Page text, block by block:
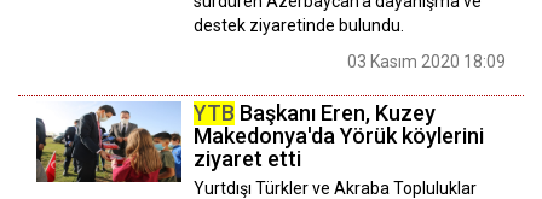
destek ziyaretinde bulundu.
03 Kasım 2020 18:09
YTB Başkanı Eren, Kuzey
Makedonya'da Yörük köylerini
ziyaret etti
Yurtdışı Türkler ve Akraba Topluluklar